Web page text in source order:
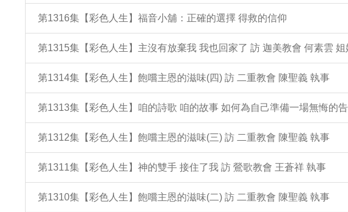
第1316集【彩色人生】福音小舖：正確的選擇 得救的信仰
第1315集【彩色人生】主沒有放棄我 我也回家了 訪 迦美教會 何素雲 姐
第1314集【彩色人生】飽嚐主恩的滋味(四) 訪 二重教會 陳聖義 執事
第1313集【彩色人生】咱的詩歌 咱的故事 如何為自己準備一場無悔的
第1312集【彩色人生】飽嚐主恩的滋味(三) 訪 二重教會 陳聖義 執事
第1311集【彩色人生】神的雙手 接住了我 訪 鶯歌教會 王蒼祥 執事
第1310集【彩色人生】飽嚐主恩的滋味(二) 訪 二重教會 陳聖義 執事